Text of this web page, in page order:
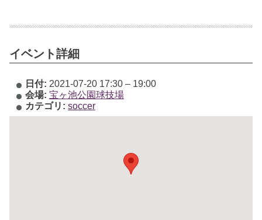
イベント詳細
日付: 2021-07-20 17:30– 19:00
会場: 宝ヶ池公園球技場
カテゴリ: soccer